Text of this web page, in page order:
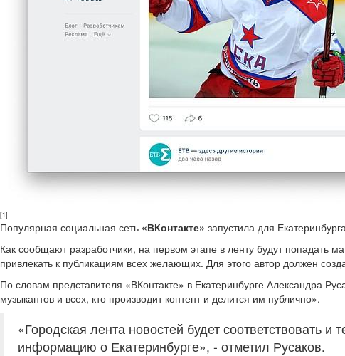
[1]
Популярная социальная сеть «ВКонтакте» запустила для
Как сообщают разработчики, на первом этапе в ленту будут попадать
привлекать к публикациям всех желающих. Для этого автор должен
По словам представителя «ВКонтакте» в Екатеринбурге Александра
музыкантов и всех, кто производит контент и делится им публично».
«Городская лента новостей будет соответствовать
информацию о Екатеринбурге», - отметил Русаков.